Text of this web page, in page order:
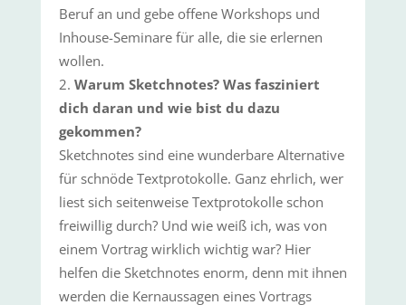
Beruf an und gebe offene Workshops und
Inhouse-Seminare für alle, die sie erlernen
wollen.
Warum Sketchnotes? Was fasziniert
dich daran und wie bist du dazu
gekommen?
Sketchnotes sind eine wunderbare Alternative
für schnöde Textprotokolle. Ganz ehrlich, wer
liest sich seitenweise Textprotokolle schon
freiwillig durch? Und wie weiß ich, was von
einem Vortrag wirklich wichtig war? Hier
helfen die Sketchnotes enorm, denn mit ihnen
werden die Kernaussagen eines Vortrags